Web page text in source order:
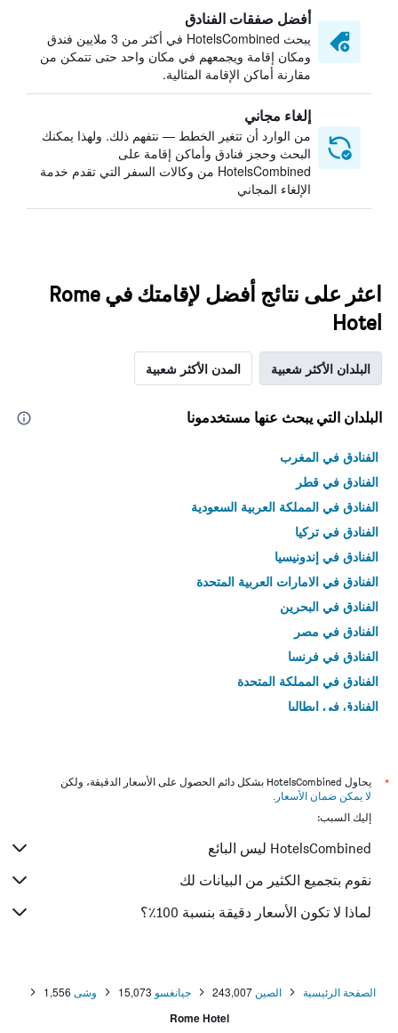
أفضل صفقات الفنادق
يبحث HotelsCombined في أكثر من 3 ملايين فندق
ومكان إقامة ويجمعهم في مكان واحد حتى تتمكن من
مقارنة أماكن الإقامة المثالية.
إلغاء مجاني
من الوارد أن تتغير الخطط — نتفهم ذلك. ولهذا يمكنك
البحث وحجز فنادق وأماكن إقامة على
HotelsCombined من وكالات السفر التي تقدم خدمة
الإلغاء المجاني
اعثر على نتائج أفضل لإقامتك في Rome
Hotel
البلدان الأكثر شعبية المدن الأكثر شعبية
البلدان التي يبحث عنها مستخدمونا
الفنادق في المغرب
الفنادق في قطر
الفنادق في المملكة العربية السعودية
الفنادق في تركيا
الفنادق في إندونيسيا
الفنادق في الامارات العربية المتحدة
الفنادق في البحرين
الفنادق في مصر
الفنادق في فرنسا
الفنادق في المملكة المتحدة
الفنادق في إيطاليا
*
يحاول HotelsCombined بشكل دائم الحصول على الأسعار الدقيقة، ولكن
لا يمكن ضمان الأسعار .
إليك السبب:
HotelsCombined ليس البائع
نقوم بتجميع الكثير من البيانات لك
لماذا لا تكون الأسعار دقيقة بنسبة 100٪؟
الصفحة الرئيسية الصين 243,007 جيانغسو 15,073 وشى 1,556
Rome Hotel